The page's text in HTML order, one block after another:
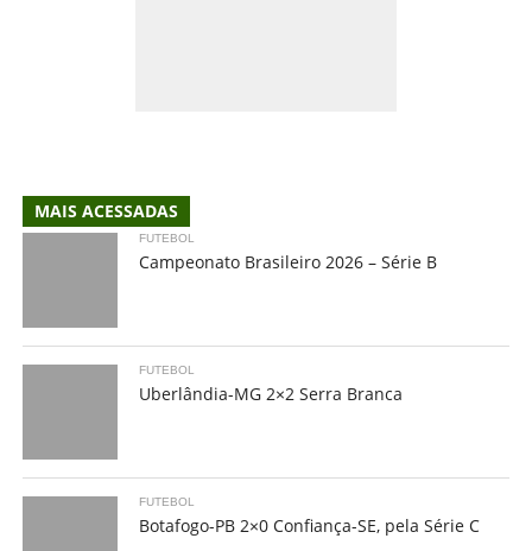
MAIS ACESSADAS
FUTEBOL
Campeonato Brasileiro 2026 – Série B
FUTEBOL
Uberlândia-MG 2×2 Serra Branca
FUTEBOL
Botafogo-PB 2×0 Confiança-SE, pela Série C